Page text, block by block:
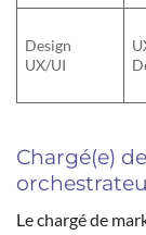
Design
UX/UI
Chargé(e)
Le chargé de